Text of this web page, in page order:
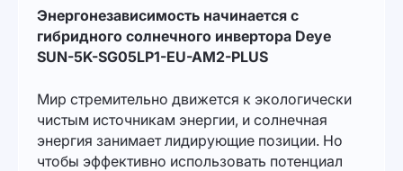
Энергонезависимость начинается с
гибридного солнечного инвертора Deye
SUN-5K-SG05LP1-EU-AM2-PLUS
Мир стремительно движется к экологически
чистым источникам энергии, и солнечная
энергия занимает лидирующие позиции. Но
чтобы эффективно использовать потенциал